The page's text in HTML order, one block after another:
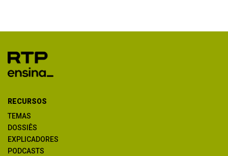
RECURSOS
TEMAS
DOSSIÊS
EXPLICADORES
PODCASTS